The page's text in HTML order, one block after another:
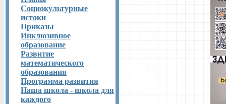
Социокультурные
истоки
Приказы
Инклюзивное
образование
Развитие
математического
образования
Программа развития
Наша школа - школа для
каждого